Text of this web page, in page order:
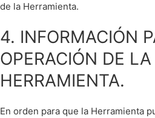
de la Herramienta.
4. INFORMACIÓN
OPERACIÓN DE LA
HERRAMIENTA.
En orden para que la Herramienta